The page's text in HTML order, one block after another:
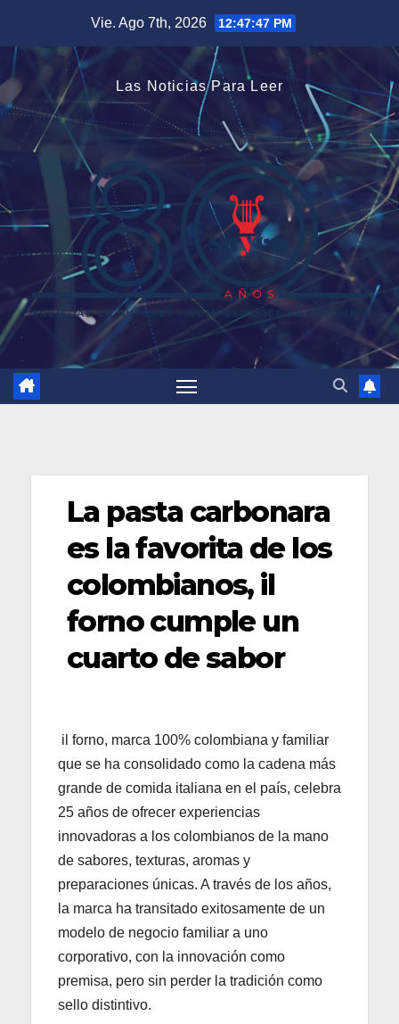
contenido
Vie. Ago 7th, 2026 12:47:47 PM
Las Noticias Para Leer
La pasta carbonara
es la favorita de los
colombianos, il
forno cumple un
cuarto de sabor
il forno, marca 100% colombiana y familiar
que se ha consolidado como la cadena más
grande de comida italiana en el país, celebra
25 años de ofrecer experiencias
innovadoras a los colombianos de la mano
de sabores, texturas, aromas y
preparaciones únicas. A través de los años,
la marca ha transitado exitosamente de un
modelo de negocio familiar a uno
corporativo, con la innovación como
premisa, pero sin perder la tradición como
sello distintivo.